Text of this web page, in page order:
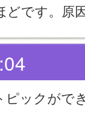
どです。原
ピックがで